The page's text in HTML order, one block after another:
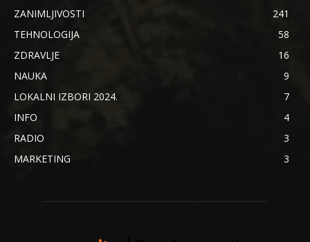
ZANIMLJIVOSTI
241
TEHNOLOGIJA
58
ZDRAVLJE
16
NAUKA
9
LOKALNI IZBORI 2024.
7
INFO
4
RADIO
3
MARKETING
3